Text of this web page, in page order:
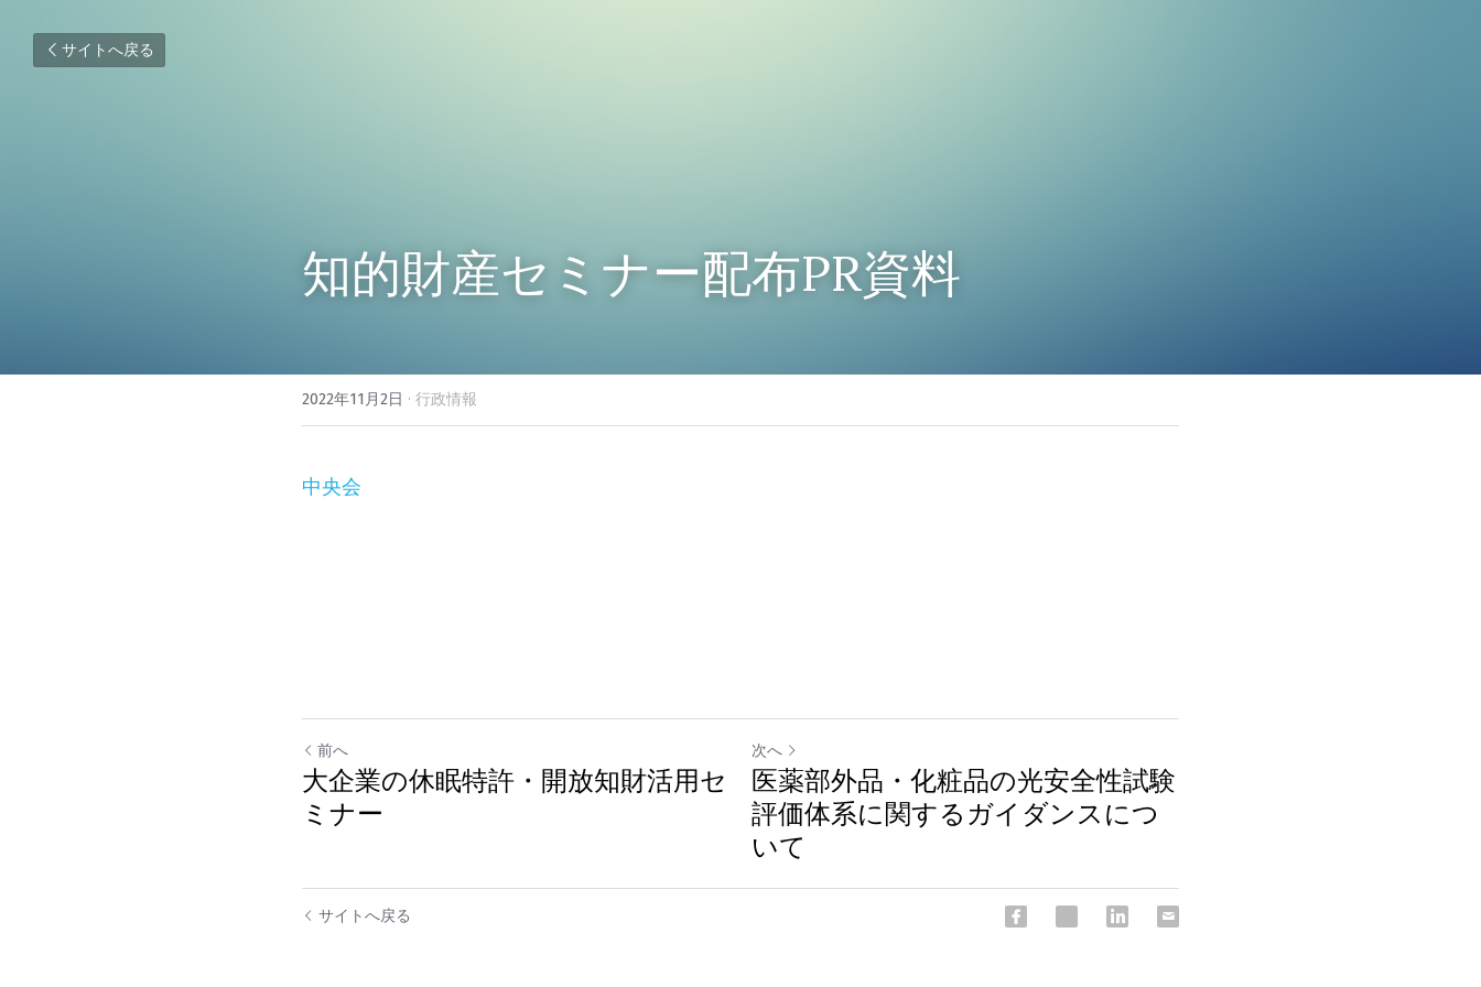
サイトへ戻る
知的財産セミナー配布PR資料
2022年11月2日 · 行政情報
中央会
前へ
大企業の休眠特許・開放知財活用セ
ミナー
次へ
医薬部外品・化粧品の光安全性試験
評価体系に関するガイダンスにつ
いて
サイトへ戻る